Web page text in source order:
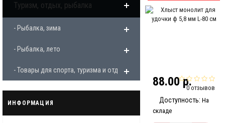
Туризм, отдых, рыбалка
- Рыбалка, зима
- Рыбалка, лето
- Товары для спорта, туризма и отдыха
ИНФОРМАЦИЯ
0 отзывов
88.00 р.
Доступность: На
складе